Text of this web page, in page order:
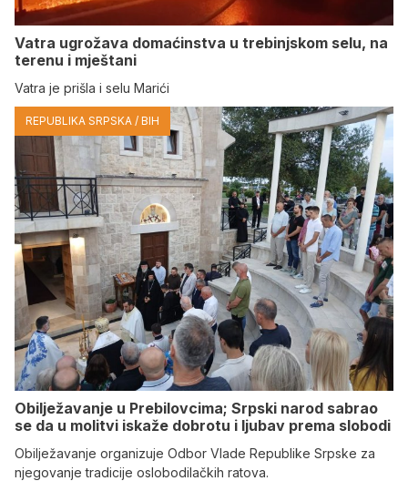
Vatra ugrožava domaćinstva u trebinjskom selu, na
terenu i mještani
Vatra je prišla i selu Marići
REPUBLIKA SRPSKA / BIH
Obilježavanje u Prebilovcima; Srpski narod sabrao
se da u molitvi iskaže dobrotu i ljubav prema slobodi
Obilježavanje organizuje Odbor Vlade Republike Srpske za
njegovanje tradicije oslobodilačkih ratova.